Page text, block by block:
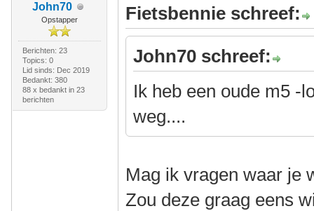
John70
Opstapper
Berichten: 23
Topics: 0
Lid sinds: Dec 2019
Bedankt: 380
88 x bedankt in 23
berichten
Fietsbennie schreef:
John70 schreef:
Ik heb een oude m5 -
weg....
Mag ik vragen waar je
Zou deze graag eens